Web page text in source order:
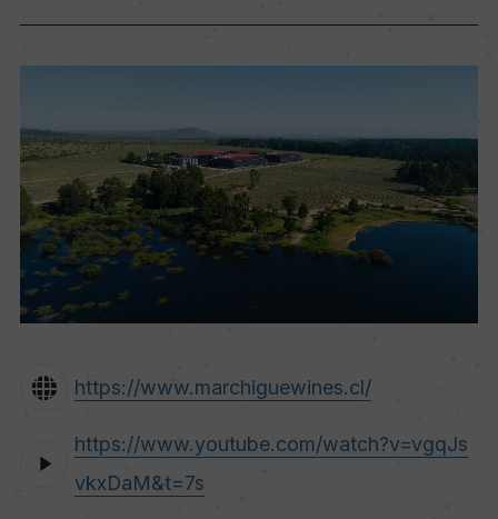
https://www.marchiguewines.cl/
https://www.youtube.com/watch?v=vgqJs
vkxDaM&t=7s